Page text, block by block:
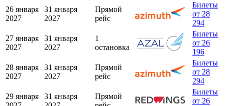
26 января
2027
31 января
2027
Прямой
рейс
Билеты
от 28
294
27 января
2027
31 января
2027
1
остановка
Билеты
от 26
196
28 января
2027
31 января
2027
Прямой
рейс
Билеты
от 28
294
29 января
31 января
Прямой
Билеты
от 26